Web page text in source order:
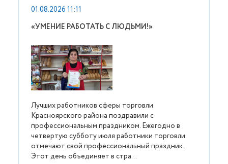
01.08.2026 11:11
«УМЕНИЕ РАБОТАТЬ С ЛЮДЬМИ!»
Лучших работников сферы торговли
Красноярского района поздравили с
профессиональным праздником. Ежегодно в
четвертую субботу июля работники торговли
отмечают свой профессиональный праздник.
Этот день объединяет в стра...